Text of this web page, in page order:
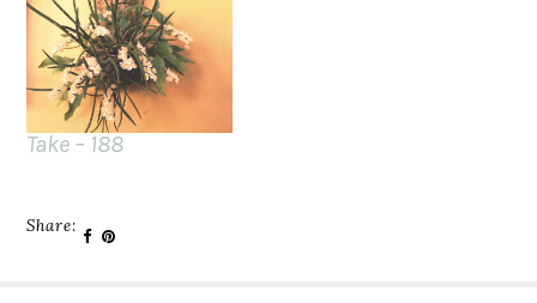
Take – 188
Share: